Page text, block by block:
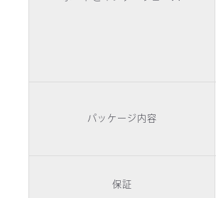
パッケージ内容
保証